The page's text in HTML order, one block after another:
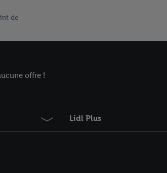
de
offre !
Lidl Plus